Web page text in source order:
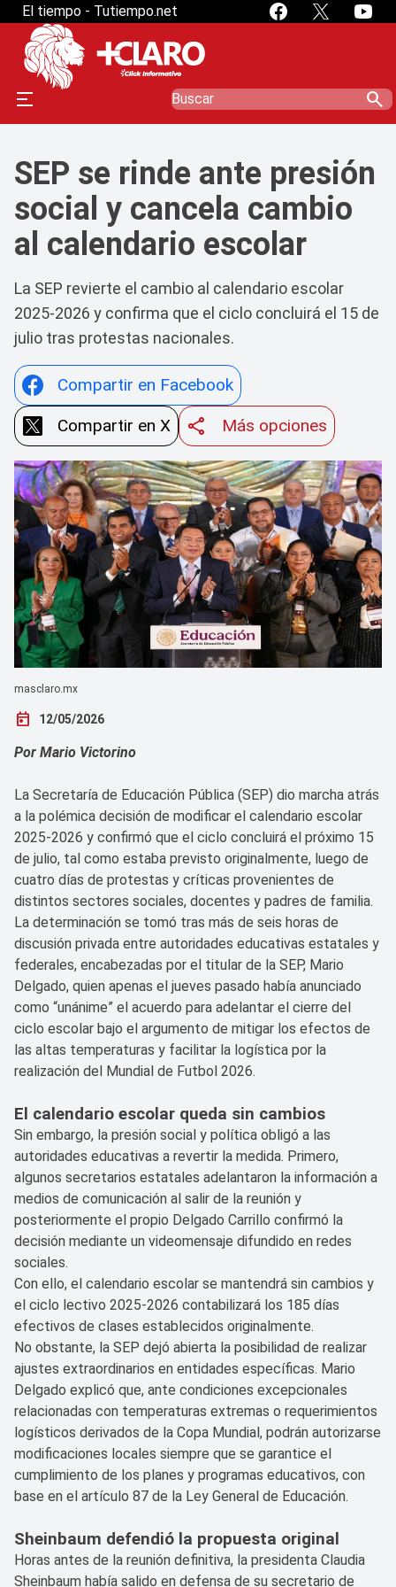
El tiempo - Tutiempo.net
search
SEP se rinde ante presión
social y cancela cambio
al calendario escolar
La SEP revierte el cambio al calendario escolar
2025-2026 y confirma que el ciclo concluirá el 15 de
julio tras protestas nacionales.
Compartir en Facebook
Compartir en X
Más opciones
masclaro.mx
today 12/05/2026
Por Mario Victorino
La Secretaría de Educación Pública (SEP) dio marcha atrás
a la polémica decisión de modificar el calendario escolar
2025-2026 y confirmó que el ciclo concluirá el próximo 15
de julio, tal como estaba previsto originalmente, luego de
cuatro días de protestas y críticas provenientes de
distintos sectores sociales, docentes y padres de familia.
La determinación se tomó tras más de seis horas de
discusión privada entre autoridades educativas estatales y
federales, encabezadas por el titular de la SEP, Mario
Delgado, quien apenas el jueves pasado había anunciado
como “unánime” el acuerdo para adelantar el cierre del
ciclo escolar bajo el argumento de mitigar los efectos de
las altas temperaturas y facilitar la logística por la
realización del Mundial de Futbol 2026.
El calendario escolar queda sin cambios
Sin embargo, la presión social y política obligó a las
autoridades educativas a revertir la medida. Primero,
algunos secretarios estatales adelantaron la información a
medios de comunicación al salir de la reunión y
posteriormente el propio Delgado Carrillo confirmó la
decisión mediante un videomensaje difundido en redes
sociales.
Con ello, el calendario escolar se mantendrá sin cambios y
el ciclo lectivo 2025-2026 contabilizará los 185 días
efectivos de clases establecidos originalmente.
No obstante, la SEP dejó abierta la posibilidad de realizar
ajustes extraordinarios en entidades específicas. Mario
Delgado explicó que, ante condiciones excepcionales
relacionadas con temperaturas extremas o requerimientos
logísticos derivados de la Copa Mundial, podrán autorizarse
modificaciones locales siempre que se garantice el
cumplimiento de los planes y programas educativos, con
base en el artículo 87 de la Ley General de Educación.
Sheinbaum defendió la propuesta original
Horas antes de la reunión definitiva, la presidenta Claudia
Sheinbaum había salido en defensa de su secretario de